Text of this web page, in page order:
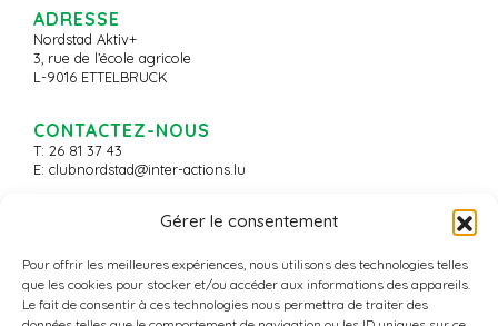
Gérer le consentement
Pour offrir les meilleures expériences, nous utilisons des technologies telles
que les cookies pour stocker et/ou accéder aux informations des appareils.
Le fait de consentir à ces technologies nous permettra de traiter des
ADRESSE
Nordstad Aktiv+
3, rue de l’école agricole
L-9016 ETTELBRUCK
CONTACTEZ-NOUS
T: 26 81 37 43
E: clubnordstad@inter-actions.lu
© 2026 - Nordstad Aktiv+ -